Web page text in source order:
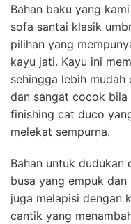
Bahan baku yang
sofa santai klasik
pilihan yang
kayu jati. Kayu ini
sehingga lebih mudah
dan sangat cocok bila
finishing cat duco
melekat sempurna.
Bahan untuk dudukan
busa yang empuk
juga melapisi dengan
cantik yang